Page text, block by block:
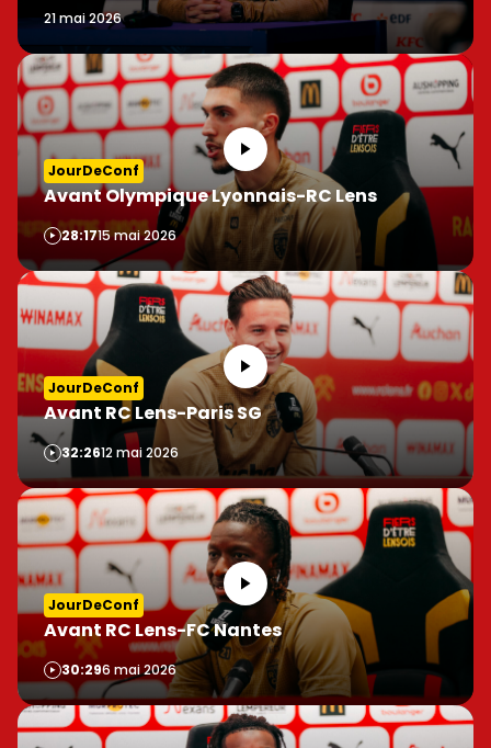
21 mai 2026
JourDeConf
Avant Olympique Lyonnais-RC Lens
Vidéo28:1715 mai 2026
JourDeConf
Avant RC Lens-Paris SG
Vidéo32:2612 mai 2026
JourDeConf
Avant RC Lens-FC Nantes
Vidéo30:296 mai 2026